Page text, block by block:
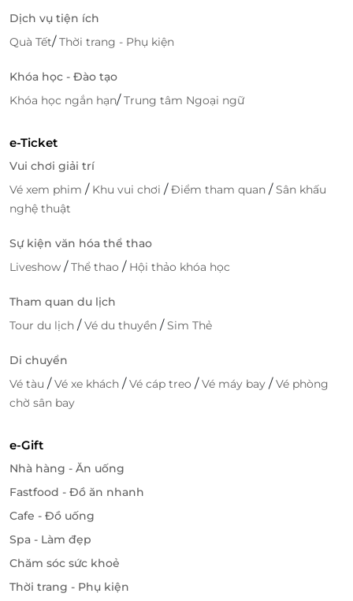
cảm nhận được nhịp sống chậm rãi, thư thái giữa
tinh tế và thời thượng nhưng vẫn giữ được
bản sắc riêng biệt của khu nghỉ dưỡng.
Camia còn mang đến cho du khách
Bãi biển riêng biệtđể bạn đắm mình trong làn
nước xanh mát và hoàng hôn rực rỡ.
ngon và đặc sản địa phương hấp dẫn.
Quầy bar bãi biển lãng mạn cho những buổi tối
Khu spa cao cấp
chơi dành riêng cho trẻ em – nơi mọi độ tuổi đều
Dịch vụ tiện ích
Quà Tết/Thời trang - Phụ kiện
Khóa học - Đào tạo
Khóa học ngắn hạn/Trung tâm Ngoại ngữ
e-Ticket
Vui chơi giải trí
Vé xem phim / Khu vui chơi /Điểm tham quan /Sân khấu
nghệ thuật
Sự kiện văn hóa thể thao
Liveshow /Thể thao / Hội thảo khóa học
Tham quan du lịch
Tour du lịch /Vé du thuyền /Sim Thẻ
Di chuyển
Vé tàu /Vé xe khách /Vé cáp treo /Vé máy bay /Vé phòng
chờ sân bay
e-Gift
Nhà hàng - Ăn uống
Fastfood - Đồ ăn nhanh
Cafe - Đồ uống
Spa - Làm đẹp
Chăm sóc sức khoẻ
Thời trang - Phụ kiện